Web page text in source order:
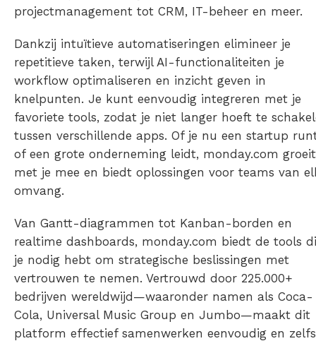
projectmanagement tot CRM, IT-beheer en meer.
Dankzij intuïtieve automatiseringen elimineer je
repetitieve taken, terwijl AI-functionaliteiten je
workflow optimaliseren en inzicht geven in
knelpunten. Je kunt eenvoudig integreren met je
favoriete tools, zodat je niet langer hoeft te
tussen verschillende apps. Of je nu een startup
of een grote onderneming leidt, monday.com groeit
met je mee en biedt oplossingen voor teams van
omvang.
Van Gantt-diagrammen tot Kanban-borden en
realtime dashboards, monday.com biedt de tools
je nodig hebt om strategische beslissingen met
vertrouwen te nemen. Vertrouwd door 225.000+
bedrijven wereldwijd—waaronder namen als Coca-
Cola, Universal Music Group en Jumbo—maakt dit
platform effectief samenwerken eenvoudig en zelfs